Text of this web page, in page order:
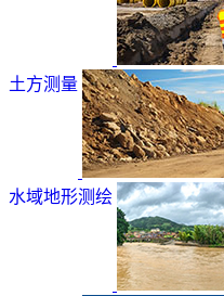
土方测量
水域地形测绘